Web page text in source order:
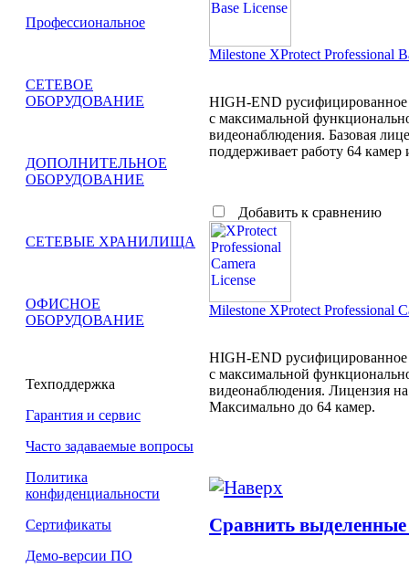
Профессиональное
СЕТЕВОЕ
ОБОРУДОВАНИЕ
ДОПОЛНИТЕЛЬНОЕ
ОБОРУДОВАНИЕ
СЕТЕВЫЕ ХРАНИЛИЩА
ОФИСНОЕ
ОБОРУДОВАНИЕ
Техподдержка
Гарантия и сервис
Часто задаваемые вопросы
Политика
конфиденциальности
Сертификаты
Демо-версии ПО
Milestone XProtect Professional
HIGH-END русифицированное
с максимальной
видеонаблюдения. Базовая
поддерживает работу 64 камер
Добавить к сравнению
Milestone XProtect Professional
HIGH-END русифицированное
с максимальной
видеонаблюдения. Лицензия
Максимально до 64 камер.
Сравнить